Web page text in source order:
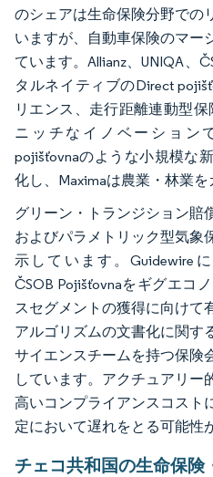
のシェアは生命保険分野での
いますが、自動車保険のマー
ています。Allianz、UNIQA、
タルネイティブのDirect
リエンス、走行距離連動型
ニッチなイノベーション
pojišťovnaのような小規模な
化し、Maximaは農業・林業を
グリーン・トランジション賠
およびパラメトリック型気象
示しています。Guidewire
ČSOB Pojišťovnaをギグエコ
スセグメントの獲得に向けて
アルゴリズムの文書化に関す
サイエンスチームを持つ保険
しています。アクチュアリー
高いコンプライアンスコスト
定において遅れをとる可能性
チェコ共和国の生命保険